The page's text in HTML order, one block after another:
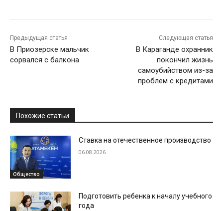
Предыдущая статья
В Приозерске мальчик
сорвался с балкона
Следующая статья
В Караганде охранник
покончил жизнь
самоубийством из-за
проблем с кредитами
Похожие статьи
Общество
Ставка на отечественное производство
06.08.2026
Подготовить ребенка к началу учебного
года